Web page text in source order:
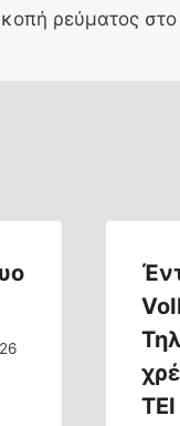
ρεύματος
ΤΕΙ